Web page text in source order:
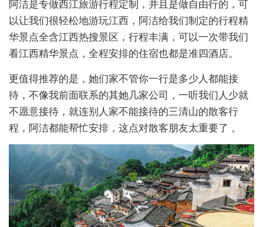
阿洁是专做西江旅游行程定制，并且是做自由行的，可
以让我们很轻松地游玩江西，阿洁给我们制定的行程精
华景点全含江西热搜景区，行程丰满，可以一次带我们
看江西精华景点，全程安排的住宿也都是准四酒店。
更值得推荐的是，她们家不管你一行是多少人都能接
待，不像我前面联系的其她几家公司，一听我们人少就
不愿意接待，就连别人家不能接待的三清山的散客行
程，阿洁都能帮忙安排，这点对散客朋友太重要了 。